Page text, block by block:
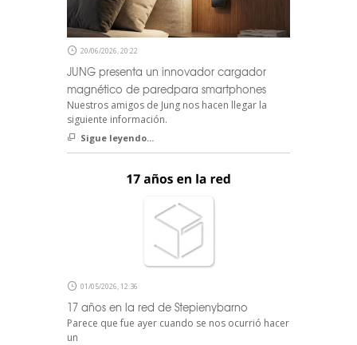
20/06/2026, 20:22
JUNG presenta un innovador cargador
magnético de paredpara smartphones
Nuestros amigos de Jung nos hacen llegar la
siguiente información.
Sigue leyendo...
01/05/2026, 12:36
17 años en la red de Stepienybarno
Parece que fue ayer cuando se nos ocurrió hacer
un